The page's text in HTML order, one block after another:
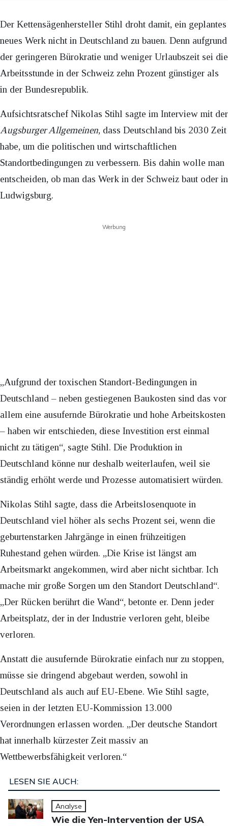
Der Kettensägenhersteller Stihl droht damit, ein geplantes
neues Werk nicht in Deutschland zu bauen. Denn aufgrund
der geringeren Bürokratie und weniger Urlaubszeit sei die
Arbeitsstunde in der Schweiz zehn Prozent günstiger als
in der Bundesrepublik.
Aufsichtsratschef Nikolas Stihl sagte im Interview mit der
Augsburger Allgemeinen, dass Deutschland bis 2030 Zeit
habe, um die politischen und wirtschaftlichen
Standortbedingungen zu verbessern. Bis dahin wolle man
entscheiden, ob man das Werk in der Schweiz baut oder in
Ludwigsburg.
Werbung
„Aufgrund der toxischen Standort-Bedingungen in
Deutschland – neben gestiegenen Baukosten sind das vor
allem eine ausufernde Bürokratie und hohe Arbeitskosten
– haben wir entschieden, diese Investition erst einmal
nicht zu tätigen“, sagte Stihl. Die Produktion in
Deutschland könne nur deshalb weiterlaufen, weil sie
ständig erhöht werde und Prozesse automatisiert würden.
Nikolas Stihl sagte, dass die Arbeitslosenquote in
Deutschland viel höher als sechs Prozent sei, wenn die
geburtenstarken Jahrgänge in einen frühzeitigen
Ruhestand gehen würden. „Die Krise ist längst am
Arbeitsmarkt angekommen, wird aber nicht sichtbar. Ich
mache mir große Sorgen um den Standort Deutschland“.
„Der Rücken berührt die Wand“, betonte er. Denn jeder
Arbeitsplatz, der in der Industrie verloren geht, bleibe
verloren.
Anstatt die ausufernde Bürokratie einfach nur zu stoppen,
müsse sie dringend abgebaut werden, sowohl in
Deutschland als auch auf EU-Ebene. Wie Stihl sagte,
seien in der letzten EU-Kommission 13.000
Verordnungen erlassen worden. „Der deutsche Standort
hat innerhalb kürzester Zeit massiv an
Wettbewerbsfähigkeit verloren.“
LESEN SIE AUCH:
Analyse
Wie die Yen-Intervention der USA